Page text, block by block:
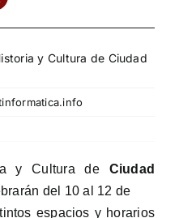
y Cultura de Ciudad
y Cultura de Ciudad
del 10 al 12 de
espacios y horarios